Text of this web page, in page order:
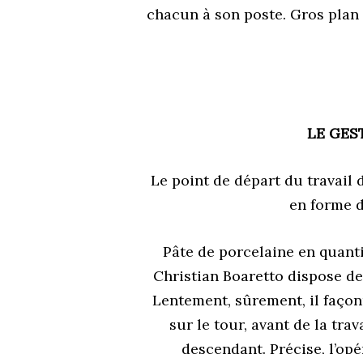
chacun à son poste. Gros
LE
Le point de départ du travail
en forme
Pâte de porcelaine en
Christian Boaretto dispose
Lentement, sûrement, il
sur le tour, avant de la
descendant. Précise,